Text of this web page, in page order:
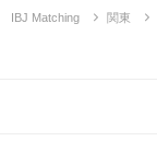
IBJ Matching 関東